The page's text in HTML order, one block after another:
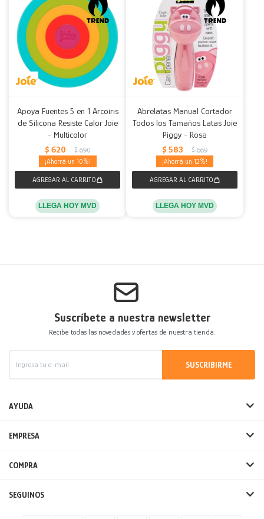
Apoya Fuentes 5 en 1 Arcoiris
de Silicona Resiste Calor Joie
- Multicolor
$ 620 $ 690
10
LLEGA HOY MVD
Abrelatas Manual Cortador
Todos los Tamaños Latas Joie
Piggy - Rosa
$ 583 $ 669
12
LLEGA HOY MVD
Suscríbete a nuestra newsletter
Recibe todas las novedades y ofertas de nuestra tienda.
SUSCRIBIRME
AYUDA
EMPRESA
COMPRA
SEGUINOS